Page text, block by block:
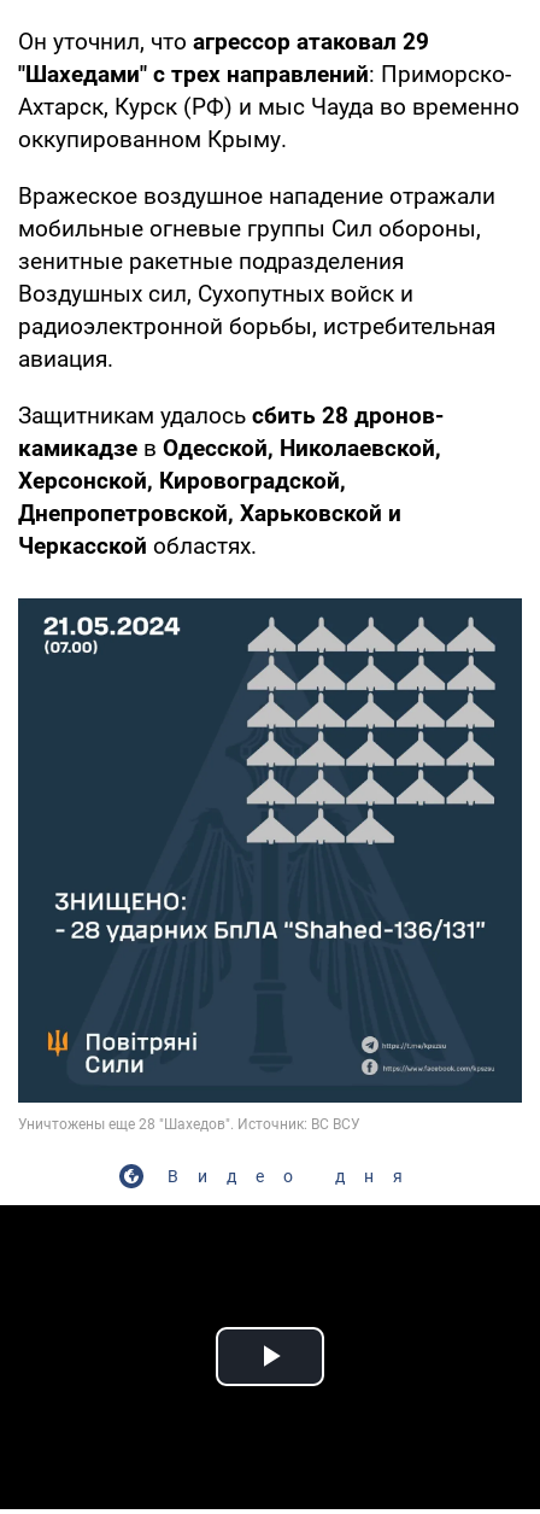
Он уточнил, что агрессор атаковал 29
"Шахедами" с трех направлений: Приморско-
Ахтарск, Курск (РФ) и мыс Чауда во временно
оккупированном Крыму.
Вражеское воздушное нападение отражали
мобильные огневые группы Сил обороны,
зенитные ракетные подразделения
Воздушных сил, Сухопутных войск и
радиоэлектронной борьбы, истребительная
авиация.
Защитникам удалось сбить 28 дронов-
камикадзе в Одесской, Николаевской,
Херсонской, Кировоградской,
Днепропетровской, Харьковской и
Черкасской областях.
Видео дня
Play Video